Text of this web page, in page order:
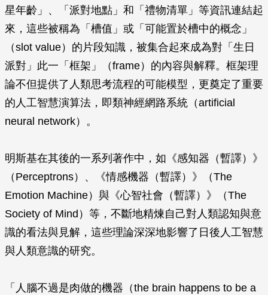
星年齡」、「派對地點」和「禮物清單」等資訊連結起
來，這些被稱為「槽值」或「可能置於槽中的概念」
（slot value）的片段知識，被集合起來成為對「生日
派對」此一「框架」（frame）的內容與解釋。框架理
論不但提供了人類思考流程的可能模型，更奠定了重要
的人工智慧演算法，即類神經網路系統（artificial
neural network）。
明斯基在其後的一系列著作中，如《感知器（暫譯）》
（Perceptrons）、《情感機器（暫譯）》（The
Emotion Machine）與《心智社會（暫譯）》（The
Society of Mind）等，不斷地精煉自己對人類認知與意
識的看法與見解，這些理論深深地影響了日後人工智慧
與人類意識的研究。
「人腦不過是肉做的機器（the brain happens to be a